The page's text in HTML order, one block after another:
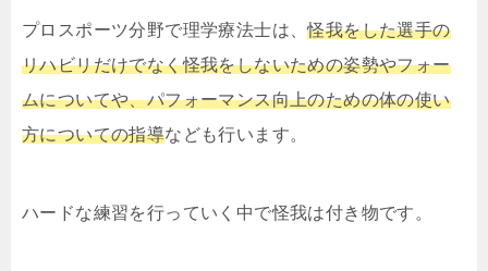
プロスポーツ分野で理学療法士は、怪我をした選手の
リハビリだけでなく怪我をしないための姿勢やフォー
ムについてや、パフォーマンス向上のための体の使い
方についての指導なども行います。
ハードな練習を行っていく中で怪我は付き物です。